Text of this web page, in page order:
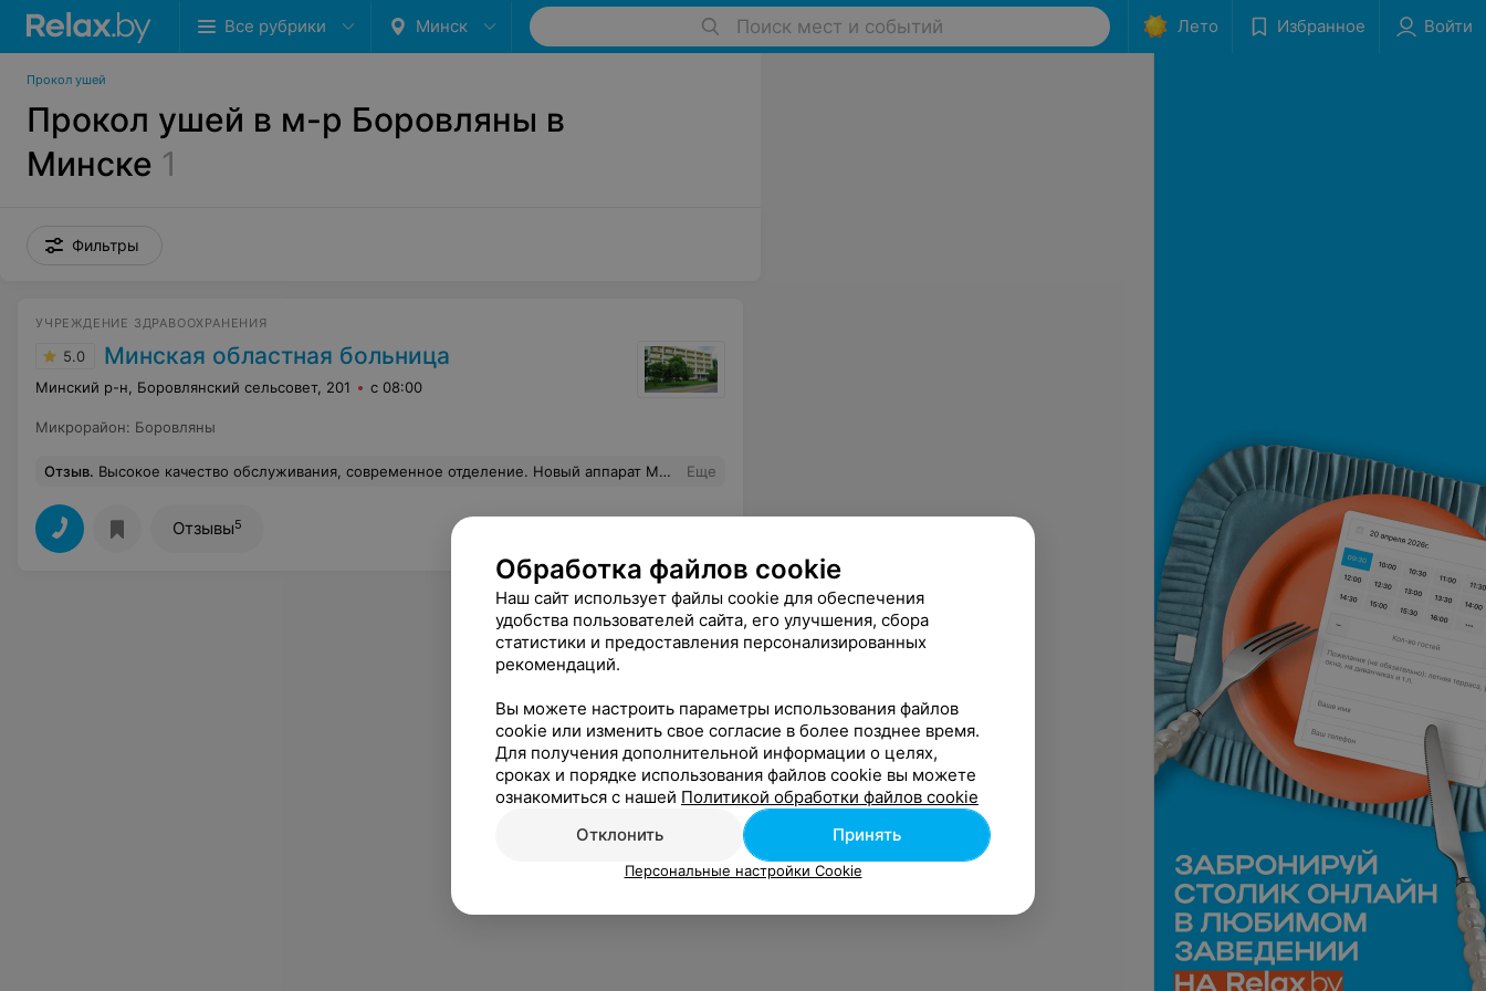
Все рубрики Минск Поиск мест и событий Лето Избранное Войти
Прокол ушей
Прокол ушей в м-р Боровляны в
Минске 1
Фильтры
УЧРЕЖДЕНИЕ ЗДРАВООХРАНЕНИЯ
5.0 Минская областная больница
Минский р-н, Боровлянский сельсовет, 201 с 08:00
Микрорайон: Боровляны
Отзыв. Высокое качество обслуживания, современное отделение. Новый аппарат МРТ. Еще
Отзывы5
Обработка файлов cookie
Наш сайт использует файлы cookie для обеспечения
удобства пользователей сайта, его улучшения, сбора
статистики и предоставления персонализированных
рекомендаций.
Вы можете настроить параметры использования файлов
cookie или изменить свое согласие в более позднее время.
Для получения дополнительной информации о целях,
сроках и порядке использования файлов cookie вы можете
ознакомиться с нашей Политикой обработки файлов cookie
Отклонить
Принять
Персональные настройки Cookie